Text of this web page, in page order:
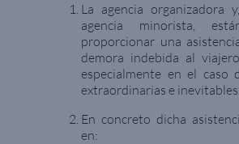
La agencia organizadora
agencia minorista,
proporcionar una
demora indebida al
especialmente en el caso
extraordinarias e inevitables.
En concreto dicha
en: